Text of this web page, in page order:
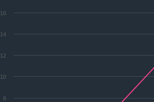
8
10
12
14
16